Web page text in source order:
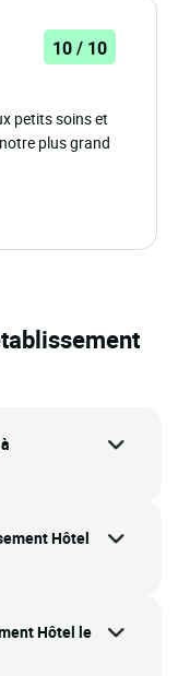
10 / 10
petits soins et
plus grand
Hôtel
Hôtel le